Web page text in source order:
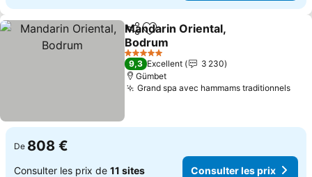
PartagerAjouter à mes favoris
Mandarin Oriental,
Bodrum
5 Étoiles
9,3 Excellent
3 230
Gümbet
Grand spa avec hammams traditionnels
De 808 €
Consulter les prix de 11 sites Consulter les prix